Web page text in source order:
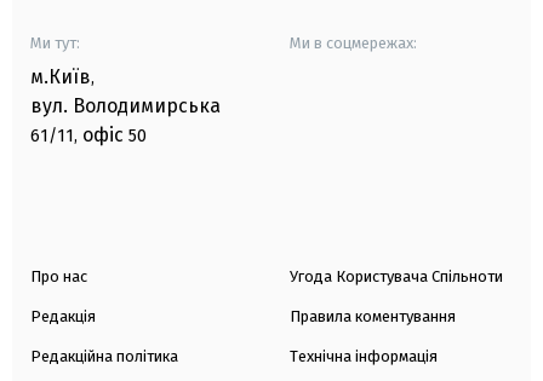
Ми тут:
м.Київ,
вул. Володимирська
61/11, офіс 50
Ми в соцмережах:
Про нас
Редакція
Редакційна політика
Угода Користувача Спільноти
Правила коментування
Технічна інформація